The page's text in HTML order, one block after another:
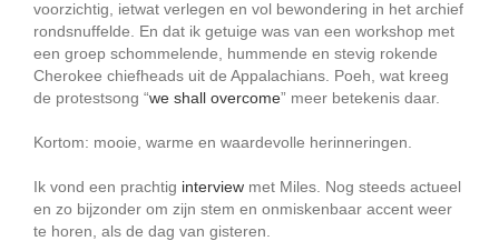
voorzichtig, ietwat verlegen en vol bewondering in het archief
rondsnuffelde. En dat ik getuige was van een workshop met
een groep schommelende, hummende en stevig rokende
Cherokee chiefheads uit de Appalachians. Poeh, wat kreeg
de protestsong “we shall overcome” meer betekenis daar.
Kortom: mooie, warme en waardevolle herinneringen.
Ik vond een prachtig interview met Miles. Nog steeds actueel
en zo bijzonder om zijn stem en onmiskenbaar accent weer
te horen, als de dag van gisteren.